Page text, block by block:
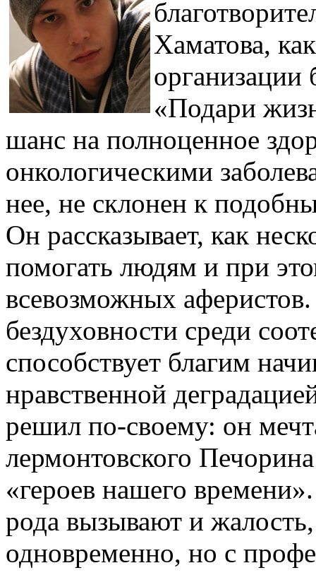
Хаматова,
организации
«Подари
шанс на полноценное
онкологическими
нее, не склонен к
Он рассказывает, как
помогать людям и при
всевозможных
бездуховности среди
способствует благим
нравственной
решил по-своему: он
лермонтовского
«героев нашего
рода вызывают и
одновременно, но с